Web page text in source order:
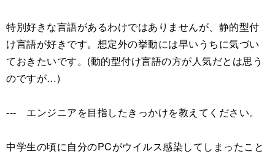
特別好きな言語があるわけではありませんが、静的型付
け言語が好きです。想定外の挙動には早いうちに気づい
ておきたいです。(動的型付け言語の方が人気だとは思う
のですが…)
--- エンジニアを目指したきっかけを教えてください。
中学生の頃に自分のPCがウイルス感染してしまったこと